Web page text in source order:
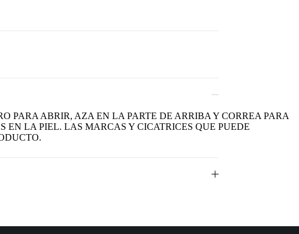
PARA ABRIR, AZA EN LA PARTE DE ARRIBA Y CORREA PARA
LA PIEL. LAS MARCAS Y CICATRICES QUE PUEDE